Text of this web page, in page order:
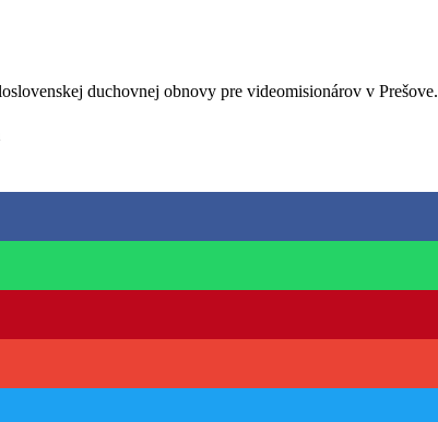
duchovnej obnovy pre videomisionárov v Prešove.